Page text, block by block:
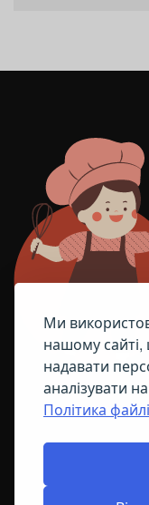
Ми
нашому
надавати
аналізувати
Політика